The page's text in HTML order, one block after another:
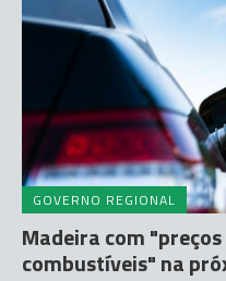
GOVERNO REGIONAL
Madeira com
combustíveis" na